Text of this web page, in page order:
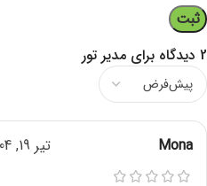
2 دیدگاه برای مدیر تور
Mona تیر 19, 1404